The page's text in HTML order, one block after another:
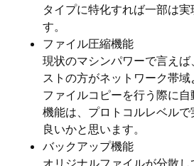
タイプに特化すれば一部は実
す。
ファイル圧縮機能
現状のマシンパワーで言えば
ストの方がネットワーク帯域
ファイルコピーを行う際に自
機能は、プロトコルレベルで
良いかと思います。
バックアップ機能
オリジナルファイルが分散